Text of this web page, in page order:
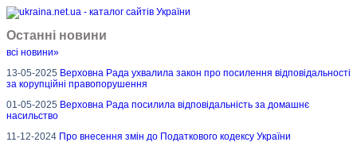
Останні новини
всі новини»
13-05-2025 Верховна Рада ухвалила закон про посилення відповідальності
за корупційні правопорушення
01-05-2025 Верховна Рада посилила відповідальність за домашнє
насильство
11-12-2024 Про внесення змін до Податкового кодексу України